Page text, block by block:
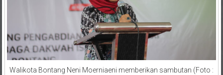
Walikota Bontang Neni Moerniaeni memberikan sambutan (Foto :